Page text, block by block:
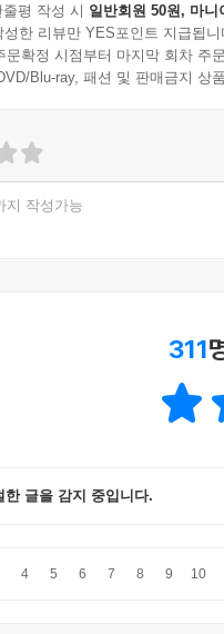
평 작성 시 일반회원 50원, 마니
한 리뷰만 YES포인트 지급됩니
문확정 시점부터 마지막 회차 주
Blu-ray, 패션 및 판매금지 상
지 작성가능
311
한 글을 감지 중입니다.
4 5 6 7 8 9 10